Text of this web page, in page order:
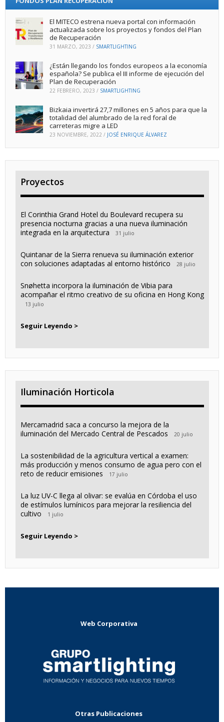
El MITECO estrena nueva portal con información
actualizada sobre los proyectos y fondos del Plan
de Recuperación
31 MARZO, 2023 / SMARTLIGHTING
¿Están llegando los fondos europeos a la economía
española? Se publica el III informe de ejecución del
Plan de Recuperación
22 FEBRERO, 2023 / SMARTLIGHTING
Bizkaia invertirá 27,7 millones en 5 años para que la
totalidad del alumbrado de la red foral de
carreteras migre a LED
23 NOVIEMBRE, 2022 / JOSÉ ENRIQUE ÁLVAREZ
Proyectos
El Corinthia Grand Hotel du Boulevard recupera su
presencia nocturna gracias a una nueva iluminación
integrada en la arquitectura
31 julio
Quintanar de la Sierra renueva su iluminación exterior
con soluciones adaptadas al entorno histórico
28 julio
Snøhetta incorpora la iluminación de Vibia para
acompañar el ritmo creativo de su oficina en Hong Kong
13 julio
Seguir Leyendo >
Iluminación Horticola
Mercamadrid saca a concurso la mejora de la
iluminación del Mercado Central de Pescados
20 julio
La sostenibilidad de la agricultura vertical a examen:
más producción y menos consumo de agua pero con el
reto de reducir emisiones
17 julio
La luz UV-C llega al olivar: se evalúa en Córdoba el uso
de estímulos lumínicos para mejorar la resiliencia del
cultivo
1 julio
Seguir Leyendo >
Web Corporativa
Otras Publicaciones